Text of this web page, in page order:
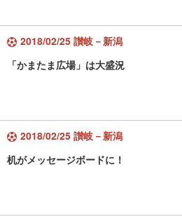
2018/02/25 讃岐－新潟
「かまたま広場」は大盛況
2018/02/25 讃岐－新潟
机がメッセージボードに！